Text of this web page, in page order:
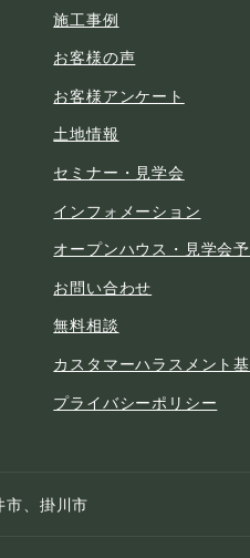
施工事例
お客様の声
お客様アンケート
土地情報
セミナー・見学会
インフォメーション
オープンハウス・見学会
お問い合わせ
無料相談
カスタマーハラスメント
プライバシーポリシー
市、掛川市